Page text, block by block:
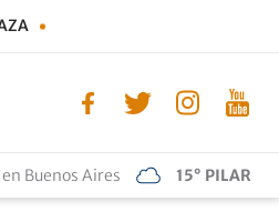
Buenos Aires 15° PILAR